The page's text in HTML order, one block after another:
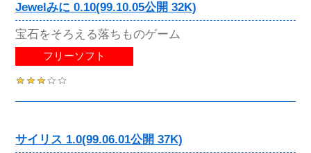
Jewelみに 0.10(99.10.05公開 32K)
宝石をそろえる落ちものゲーム
フリーソフト
サイリス 1.0(99.06.01公開 37K)